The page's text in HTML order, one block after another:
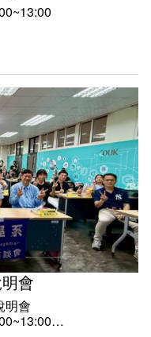
知道考上的同學，如
次特邀請考上115學年
同學、考上高師大工業
的楊尚憲同學，回校分
.
，徵得分享者的同意，
消息，提供有意願報考
會
明會